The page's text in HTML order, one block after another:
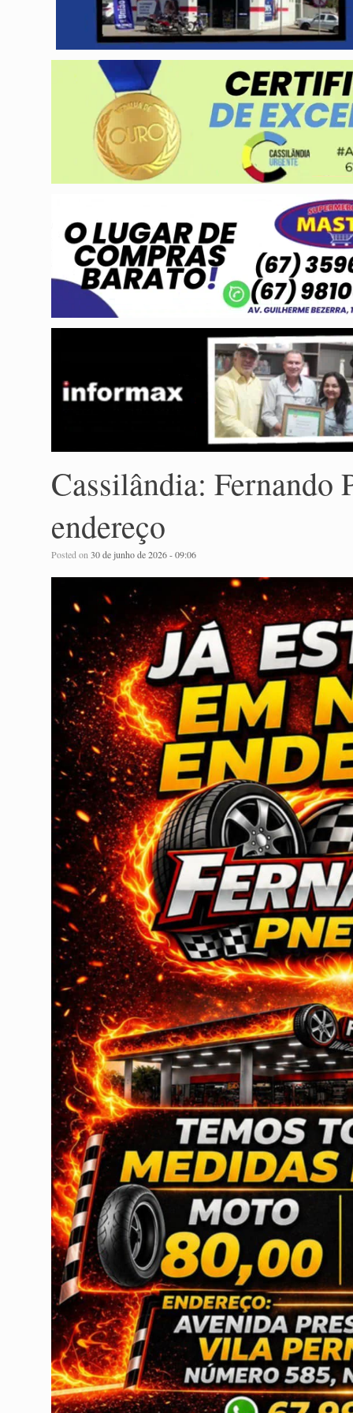
Cassilândia: Fernando
endereço
Posted on30 de junho de 2026 - 09:06